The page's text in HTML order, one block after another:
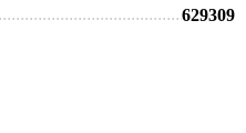
629309